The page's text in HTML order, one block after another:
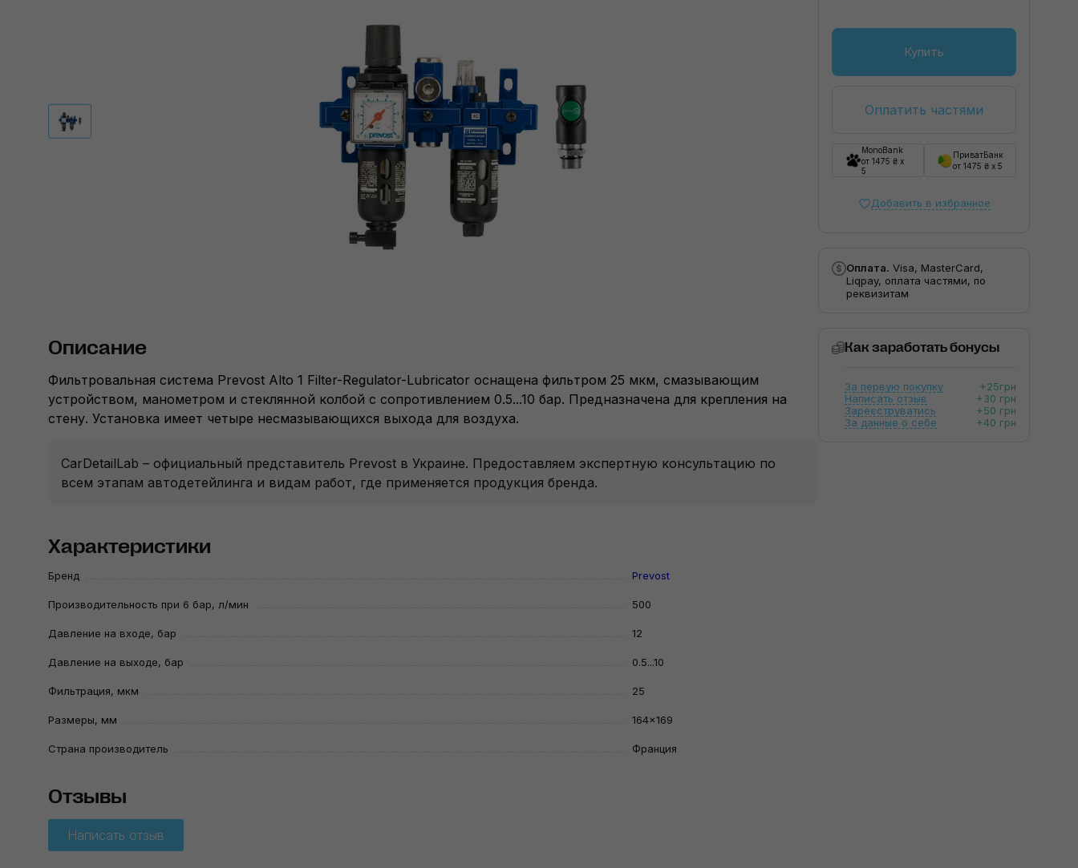
Описание
Фильтровальная система Prevost Alto 1 Filter-Regulator-Lubricator оснащена фильтром 25 мкм, смазывающим
устройством, манометром и стеклянной колбой с сопротивлением 0.5...10 бар. Предназначена для крепления на
стену. Установка имеет четыре несмазывающихся выхода для воздуха.
CarDetailLab – официальный представитель Prevost в Украине. Предоставляем экспертную консультацию по
всем этапам автодетейлинга и видам работ, где применяется продукция бренда.
Характеристики
Бренд Prevost
Производительность при 6 бар, л/мин 500
Давление на входе, бар 12
Давление на выходе, бар 0.5...10
Фильтрация, мкм 25
Размеры, мм 164×169
Страна производитель Франция
Отзывы
Написать отзыв
Купить
Оплатить частями
MonoBank
от 1475 ₴ x
5
ПриватБанк
от 1475 ₴ x 5
Добавить в избранное
Оплата. Visa, MasterCard,
Liqpay, оплата частями, по
реквизитам
Как заработать бонусы
За первую покупку
+25грн
Написать отзыв
+30 грн
Зареєструватись
+50 грн
За данные о себе
+40 грн